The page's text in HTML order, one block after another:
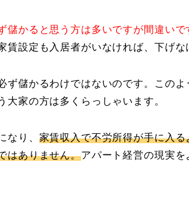
儲かると思う方は多いですが間違いで
賃設定も入居者がいなければ、下げな
ず儲かるわけではないのです。この
大家の方は多くらっしゃいます。
なり、 家賃収入で不労所得が手に入
はありません。アパート経営の現実